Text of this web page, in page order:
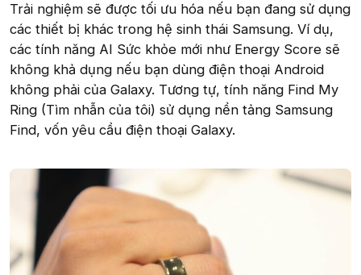
Trải nghiệm sẽ được tối ưu hóa nếu bạn đang sử dụng
các thiết bị khác trong hệ sinh thái Samsung. Ví dụ,
các tính năng AI Sức khỏe mới như Energy Score sẽ
không khả dụng nếu bạn dùng điện thoại Android
không phải của Galaxy. Tương tự, tính năng Find My
Ring (Tìm nhẫn của tôi) sử dụng nền tảng Samsung
Find, vốn yêu cầu điện thoại Galaxy.